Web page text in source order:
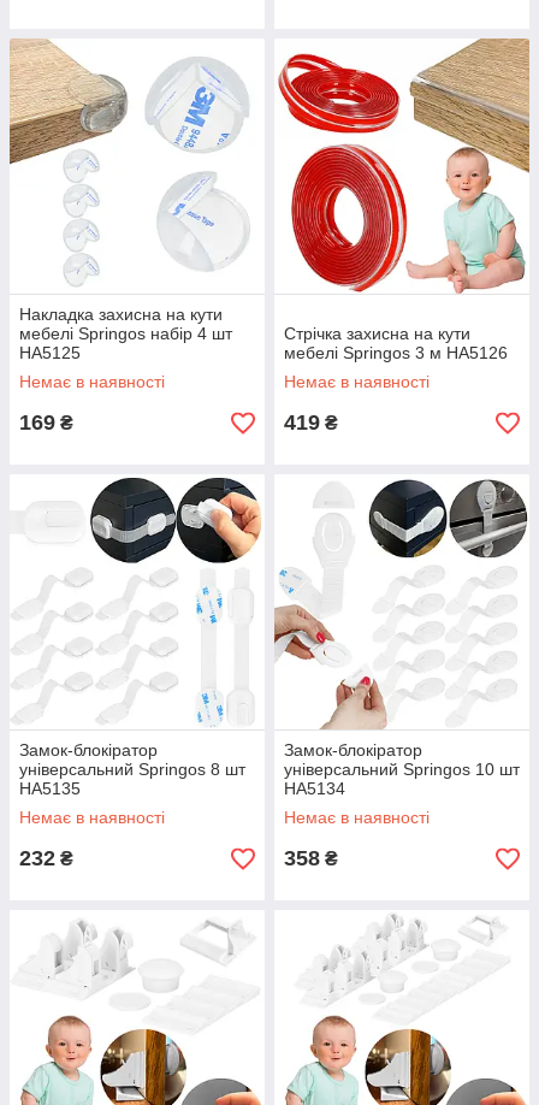
Накладка захисна на кути
мебелі Springos набір 4 шт
HA5125
Немає в наявності
169 ₴
Стрічка захисна на кути
мебелі Springos 3 м HA5126
Немає в наявності
419 ₴
Замок-блокіратор
універсальний Springos 8 шт
HA5135
Немає в наявності
232 ₴
Замок-блокіратор
універсальний Springos 10 шт
HA5134
Немає в наявності
358 ₴